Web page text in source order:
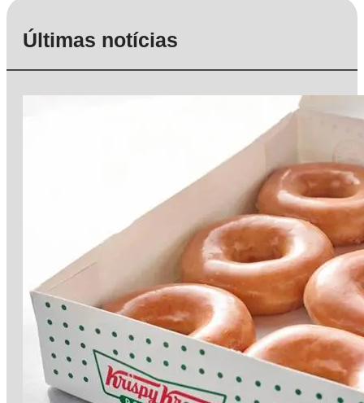
Últimas notícias